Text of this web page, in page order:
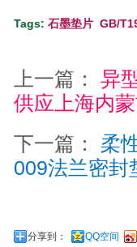
Tags:石墨垫片 GB/
上一篇：异
供应上海内
下一篇： 柔
009法兰密封
分享到： QQ空间